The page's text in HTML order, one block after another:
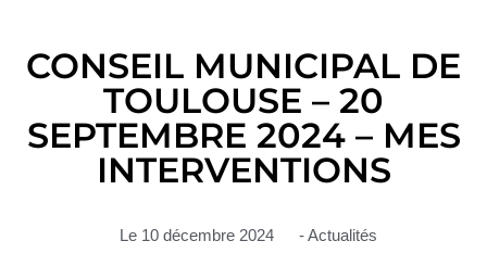
CONSEIL MUNICIPAL DE
TOULOUSE – 20
SEPTEMBRE 2024 – MES
INTERVENTIONS
Le 10 décembre 2024 -Actualités